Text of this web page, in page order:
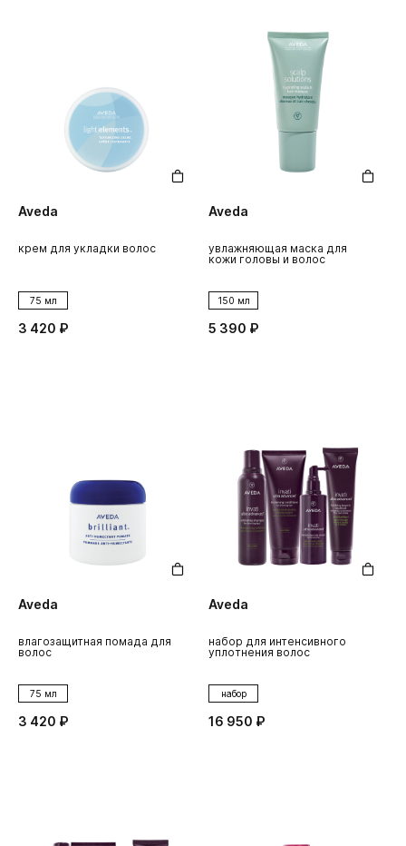
Aveda
крем для укладки волос
75 мл
3 420 ₽
Aveda
увлажняющая маска для
кожи головы и волос
150 мл
5 390 ₽
Aveda
влагозащитная помада для
волос
75 мл
3 420 ₽
Aveda
набор для интенсивного
уплотнения волос
набор
16 950 ₽